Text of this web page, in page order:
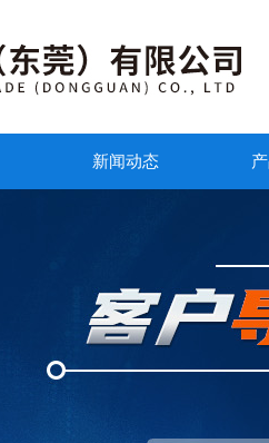
新闻动态